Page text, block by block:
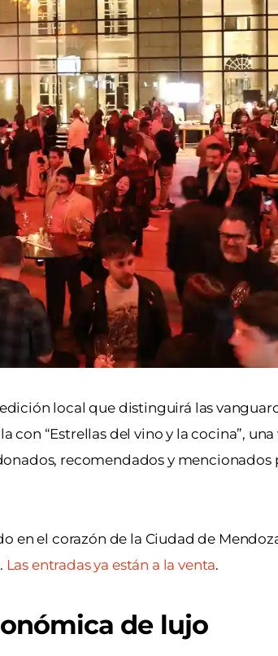
edición local que distinguirá las
“Estrellas del vino y la cocina”,
recomendados y
en el corazón de la Ciudad de
Las entradas ya están a la venta.
de lujo